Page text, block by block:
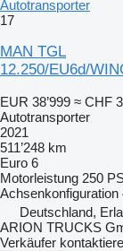
Autotransporter
17
MAN TGL
12.250/EU6d/
EUR 38’999 ≈ CHF
Autotransporter
2021
511’248 km
Euro 6
Motorleistung 250
Achsenkonfiguration
Deutschland,
ARION TRUCKS
Verkäufer